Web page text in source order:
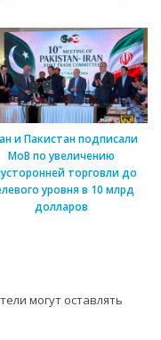
и Пакистан подписали
МоВ по увеличению
торговли до
уровня в 10 млрд
долларов
могут оставлять